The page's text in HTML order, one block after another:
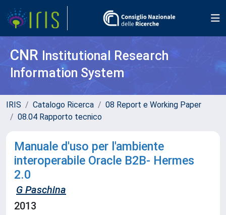
CNR Institutional Research
Information System
IRIS Catalogo Ricerca
08 Report e Working Paper
08.04 Rapporto tecnico
Manuale d'uso per l'ambiente
interoperabile Oracle B2B- Hermes
2.0
G Paschina
2013